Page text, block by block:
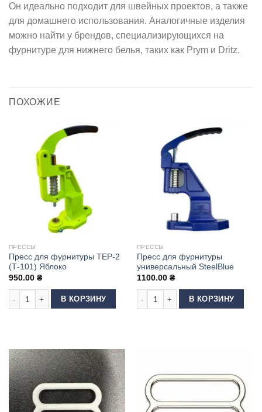
Он идеально подходит для швейных проектов, а также
для домашнего использования. Аналогичные изделия
можно найти у брендов, специализирующихся на
фурнитуре для нижнего белья, таких как Prym и Dritz.
ПОХОЖИЕ
ПРЕССЫ
Пресс для фурнитуры ТЕР-2
(Т-101) Яблоко
950.00 ₴
Количество товара Пресс для фурнитуры ТЕР-2 (Т-101) Яблоко
В КОРЗИНУ
ПРЕССЫ
Пресс для фурнитуры
универсальный SteelBlue
1100.00 ₴
Количество товара Пресс для
В КОРЗИНУ